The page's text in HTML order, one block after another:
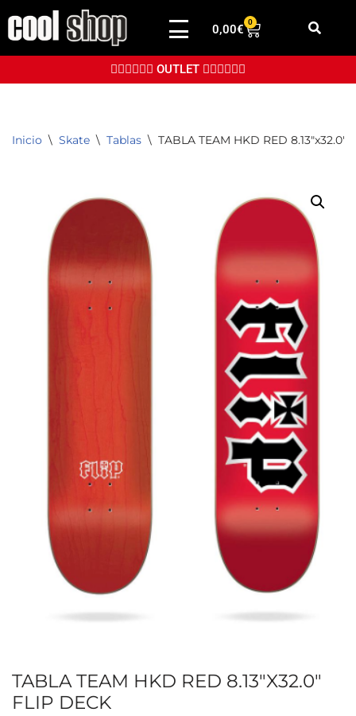
Saltar
contenido
0,00€
0
👉🏼👉🏼👉🏼 OUTLET 👈🏼👈🏼👈🏼
Inicio \ Skate \ Tablas \ TABLA TEAM HKD RED 8.13″x32.0″
TABLA TEAM HKD RED 8.13″X32.0″
FLIP DECK